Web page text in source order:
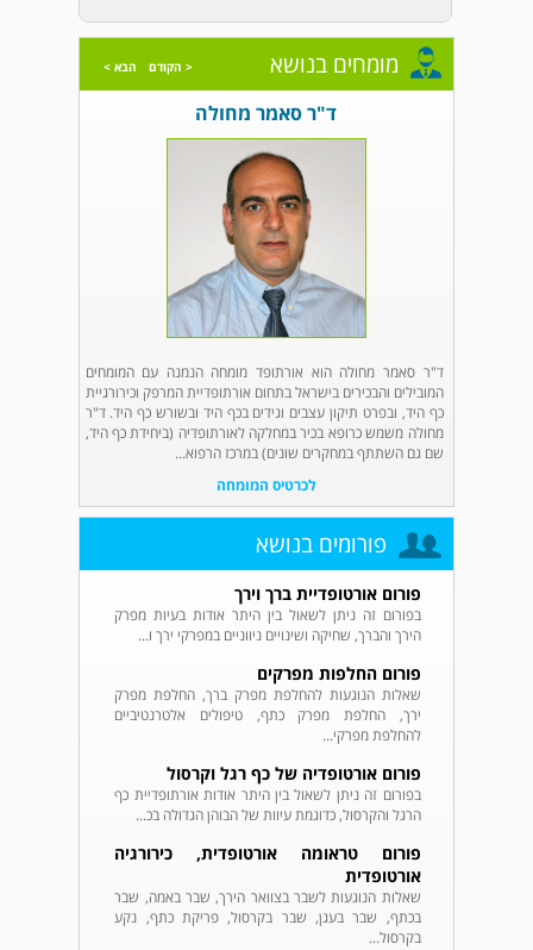
מומחים בנושא הבא > < הקודם
ד"ר סאמר מחולה
ד"ר סאמר מחולה הוא אורתופד מומחה הנמנה עם המומחים
המובילים והבכירים בישראל בתחום אורתופדיית המרפק וכירורגיית
כף היד, ובפרט תיקון עצבים וגידים בכף היד ובשורש כף היד. ד"ר
מחולה משמש כרופא בכיר במחלקה לאורתופדיה (ביחידת כף היד,
שם גם השתתף במחקרים שונים) במרכז הרפוא...
לכרטיס המומחה
פורומים בנושא
פורום אורטופדיית ברך וירך
בפורום זה ניתן לשאול בין היתר אודות בעיות מפרק
הירך והברך, שחיקה ושינויים ניווניים במפרקי ירך ו...
פורום החלפות מפרקים
שאלות הנוגעות להחלפת מפרק ברך, החלפת מפרק
ירך, החלפת מפרק כתף, טיפולים אלטרנטיביים
להחלפת מפרקי...
פורום אורטופדיה של כף רגל וקרסול
בפורום זה ניתן לשאול בין היתר אודות אורתופדיית כף
הרגל והקרסול, כדוגמת עיוות של הבוהן הגדולה בכ...
פורום טראומה אורטופדית, כירורגיה
אורטופדית
שאלות הנוגעות לשבר בצוואר הירך, שבר באמה, שבר
בכתף, שבר בעגן, שבר בקרסול, פריקת כתף, נקע
בקרסול...